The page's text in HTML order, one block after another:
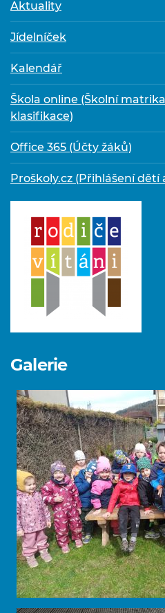
Aktuality
Jídelníček
Kalendář
Škola online (Školní
klasifikace)
Office 365 (Účty žáků)
Proškoly.cz (Přihlášení dětí
Galerie